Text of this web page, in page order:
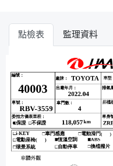
點檢表 監理資料